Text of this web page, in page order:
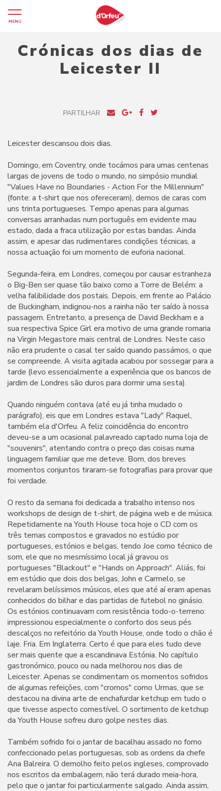
MENU
Crónicas dos dias de
Leicester II
PARTILHAR
Leicester descansou dois dias.
Domingo, em Coventry, onde tocámos para umas centenas
largas de jovens de todo o mundo, no simpósio mundial
"Values Have no Boundaries - Action For the Millennium"
(fonte: a t-shirt que nos ofereceram), demos de caras com
uns trinta portugueses. Tempo apenas para algumas
conversas arranhadas num português em evidente mau
estado, dada a fraca utilização por estas bandas. Ainda
assim, e apesar das rudimentares condições técnicas, a
nossa actuação foi um momento de euforia nacional.
Segunda-feira, em Londres, começou por causar estranheza
o Big-Ben ser quase tão baixo como a Torre de Belém: a
velha falibilidade dos postais. Depois, em frente ao Palácio
de Buckingham, indignou-nos a rainha não ter saído à nossa
passagem. Entretanto, a presença de David Beckham e a
sua respectiva Spice Girl era motivo de uma grande romaria
na Virgin Megastore mais central de Londres. Neste caso
não era prudente o casal ter saído quando passámos, o que
se compreende. A visita agitada acabou por sossegar para a
tarde (levo essencialmente a experiência que os bancos de
jardim de Londres são duros para dormir uma sesta).
Quando ninguém contava (até eu já tinha mudado o
parágrafo), eis que em Londres estava "Lady" Raquel,
também ela d'Orfeu. A feliz coincidência do encontro
deveu-se a um ocasional palavreado captado numa loja de
"souvenirs", atentando contra o preço das coisas numa
linguagem familiar que me deteve. Bom, dos breves
momentos conjuntos tiraram-se fotografias para provar que
foi verdade.
O resto da semana foi dedicada a trabalho intenso nos
workshops de design de t-shirt, de página web e de música.
Repetidamente na Youth House toca hoje o CD com os
três temas compostos e gravados no estúdio por
portugueses, estónios e belgas, tendo Joe como técnico de
som, ele que no mesmíssimo local já gravou os
portugueses "Blackout" e "Hands on Approach". Aliás, foi
em estúdio que dois dos belgas, John e Carmelo, se
revelaram belíssimos músicos, eles que até aí eram apenas
conhecidos do bilhar e das partidas de futebol no ginásio.
Os estónios continuavam com resistência todo-o-terreno:
impressionou especialmente o conforto dos seus pés
descalços no refeitório da Youth House, onde todo o chão é
laje. Fria. Em Inglaterra. Certo é que para eles tudo deve
ser mais quente que a escandinava Estónia. No capítulo
gastronómico, pouco ou nada melhorou nos dias de
Leicester. Apenas se condimentam os momentos sofridos
de algumas refeições, com "cromos" como Urmas, que se
destacou na divina arte de enchafurdar ketchup em tudo o
que tivesse aspecto comestível. O sortimento de ketchup
da Youth House sofreu duro golpe nestes dias.
Também sofrido foi o jantar de bacalhau assado no forno
confeccionado pelas portuguesas, sob as ordens da chefe
Ana Balreira. O demolho feito pelos ingleses, comprovado
nos escritos da embalagem, não terá durado meia-hora,
pelo que o jantar foi particularmente salgado. Ainda assim,